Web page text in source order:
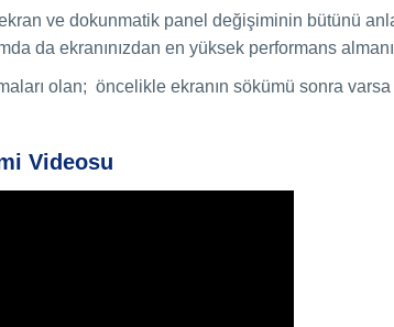
ve dokunmatik panel değişiminin bütünü
da ekranınızdan en yüksek performans
olan; öncelikle ekranın sökümü sonra
Videosu